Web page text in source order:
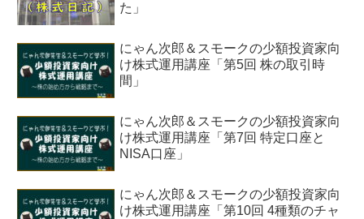
た」
にゃん次郎＆スモークの少額投資家向
け株式運用講座「第5回 株の取引時
間」
にゃん次郎＆スモークの少額投資家向
け株式運用講座「第7回 特定口座と
NISA口座」
にゃん次郎＆スモークの少額投資家向
け株式運用講座「第10回 4種類のチャ